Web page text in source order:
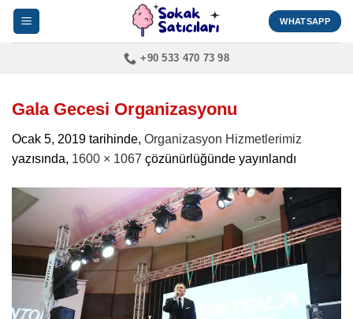
İçeriğe
atla
WHATSAPP
+90 533 470 73 98
Gala Gecesi Organizasyonu
Ocak 5, 2019 tarihinde, Organizasyon Hizmetlerimiz
yazısında, 1600 × 1067 çözünürlüğünde yayınlandı